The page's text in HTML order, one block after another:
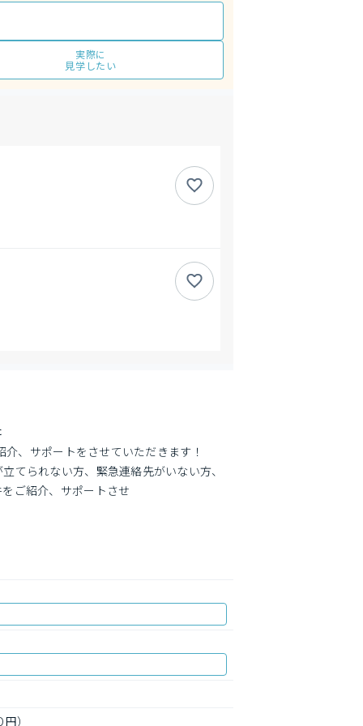
実際に
見学したい
介、サポートをさせていただきます！
てられない方、緊急連絡先がいない方、
ご紹介、サポートさせ
）